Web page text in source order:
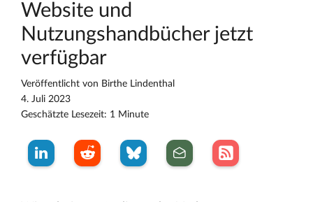
Website und
Nutzungshandbücher jetzt
verfügbar
Veröffentlicht von Birthe Lindenthal
4. Juli 2023
Geschätzte Lesezeit: 1 Minute